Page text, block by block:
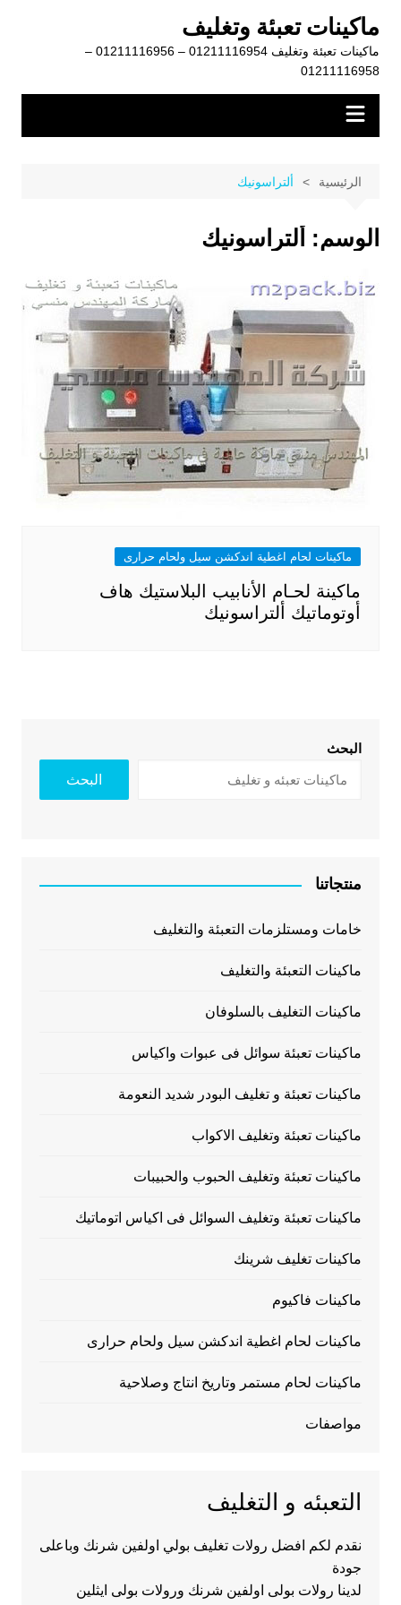
المحتوى
ماكينات تعبئة وتغليف
ماكينات تعبئة وتغليف 01211116954 – 01211116956 –
01211116958
الرئيسية ألتراسونيك
الوسم: ألتراسونيك
ماكينات لحام اغطية اندكشن سيل ولحام حرارى
ماكينة لحـام الأنابيب البلاستيك هاف
أوتوماتيك ألتراسونيك
البحث
البحث
منتجاتنا
خامات ومستلزمات التعبئة والتغليف
ماكينات التعبئة والتغليف
ماكينات التغليف بالسلوفان
ماكينات تعبئة سوائل فى عبوات واكياس
ماكينات تعبئة و تغليف البودر شديد النعومة
ماكينات تعبئة وتغليف الاكواب
ماكينات تعبئة وتغليف الحبوب والحبيبات
ماكينات تعبئة وتغليف السوائل فى اكياس اتوماتيك
ماكينات تغليف شرينك
ماكينات فاكيوم
ماكينات لحام اغطية اندكشن سيل ولحام حرارى
ماكينات لحام مستمر وتاريخ انتاج وصلاحية
مواصفات
التعبئه و التغليف
نقدم لكم افضل رولات تغليف بولي اولفين شرنك وباعلى
جودة
لدينا رولات بولى اولفين شرنك ورولات بولى ايثلين